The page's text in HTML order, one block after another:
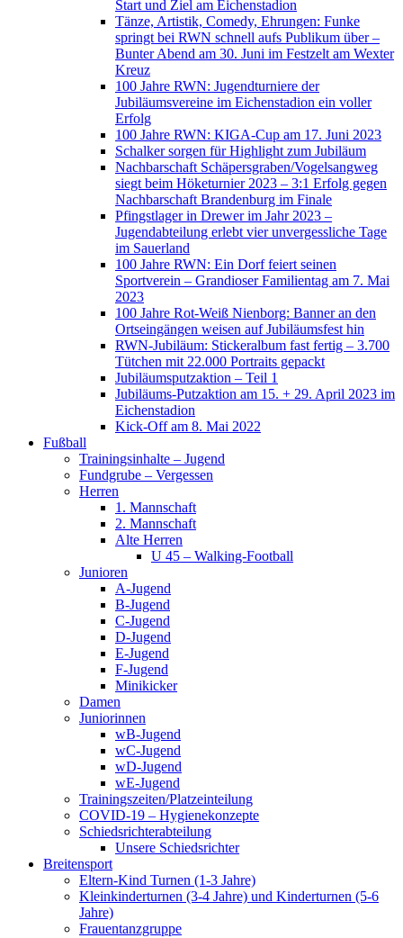
Start und Ziel am Eichenstadion
Tänze, Artistik, Comedy, Ehrungen: Funke
springt bei RWN schnell aufs Publikum über –
Bunter Abend am 30. Juni im Festzelt am Wexter
Kreuz
100 Jahre RWN: Jugendturniere der
Jubiläumsvereine im Eichenstadion ein voller
Erfolg
100 Jahre RWN: KIGA-Cup am 17. Juni 2023
Schalker sorgen für Highlight zum Jubiläum
Nachbarschaft Schäpersgraben/Vogelsangweg
siegt beim Höketurnier 2023 – 3:1 Erfolg gegen
Nachbarschaft Brandenburg im Finale
Pfingstlager in Drewer im Jahr 2023 –
Jugendabteilung erlebt vier unvergessliche Tage
im Sauerland
100 Jahre RWN: Ein Dorf feiert seinen
Sportverein – Grandioser Familientag am 7. Mai
2023
100 Jahre Rot-Weiß Nienborg: Banner an den
Ortseingängen weisen auf Jubiläumsfest hin
RWN-Jubiläum: Stickeralbum fast fertig – 3.700
Tütchen mit 22.000 Portraits gepackt
Jubiläumsputzaktion – Teil 1
Jubiläums-Putzaktion am 15. + 29. April 2023 im
Eichenstadion
Kick-Off am 8. Mai 2022
Fußball
Trainingsinhalte – Jugend
Fundgrube – Vergessen
Herren
1. Mannschaft
2. Mannschaft
Alte Herren
U 45 – Walking-Football
Junioren
A-Jugend
B-Jugend
C-Jugend
D-Jugend
E-Jugend
F-Jugend
Minikicker
Damen
Juniorinnen
wB-Jugend
wC-Jugend
wD-Jugend
wE-Jugend
Trainingszeiten/Platzeinteilung
COVID-19 – Hygienekonzepte
Schiedsrichterabteilung
Unsere Schiedsrichter
Breitensport
Eltern-Kind Turnen (1-3 Jahre)
Kleinkinderturnen (3-4 Jahre) und Kinderturnen (5-6
Jahre)
Frauentanzgruppe